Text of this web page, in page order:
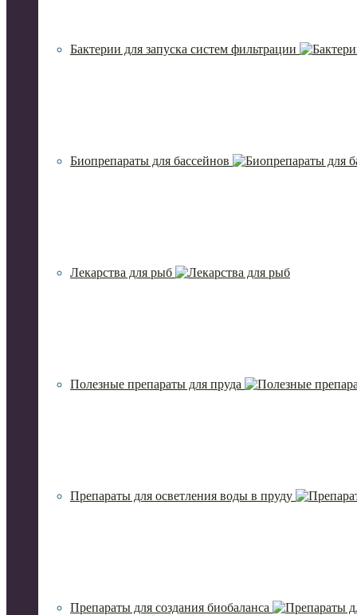
Бактерии для запуска систем фильтрации
Биопрепараты для бассейнов
Лекарства для рыб
Полезные препараты для пруда
Препараты для осветления воды в пруду
Препараты для создания биобаланса